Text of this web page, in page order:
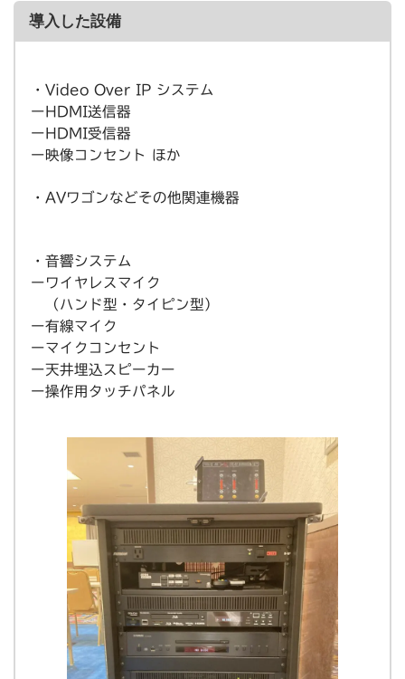
導入した設備
・Video Over IP システム
ーHDMI送信器
ーHDMI受信器
ー映像コンセント ほか
・AVワゴンなどその他関連機器
・音響システム
ーワイヤレスマイク
（ハンド型・タイピン型）
ー有線マイク
ーマイクコンセント
ー天井埋込スピーカー
ー操作用タッチパネル